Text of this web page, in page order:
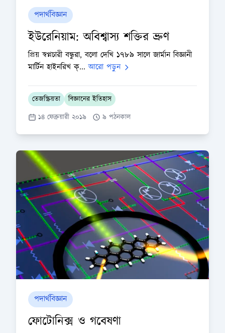
পদার্থবিজ্ঞান
ইউরেনিয়াম: অবিশ্বাস্য শক্তির ভ্রুণ
প্রিয় স্বপ্নচারী বন্ধুরা, বলো দেখি ১৭৮৯ সালে জার্মান বিজ্ঞানী
মার্টিন হাইনরিখ ক্...আরো পড়ুন
তেজস্ক্রিয়তা
বিজ্ঞানের ইতিহাস
১৪ ফেব্রুয়ারী ২০১৯
৯ পঠনকাল
পদার্থবিজ্ঞান
ফোটোনিক্স ও গবেষণা